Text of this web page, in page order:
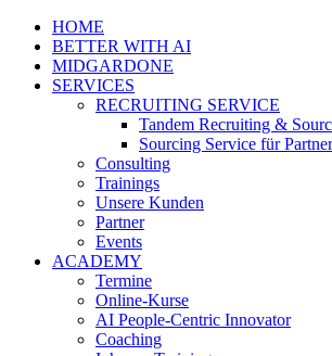
HOME
BETTER WITH AI
MIDGARDONE
SERVICES
RECRUITING SERVICE
Tandem Recruiting &
Sourcing Service für Partner
Consulting
Trainings
Unsere Kunden
Partner
Events
ACADEMY
Termine
Online-Kurse
AI People-Centric Innovator
Coaching